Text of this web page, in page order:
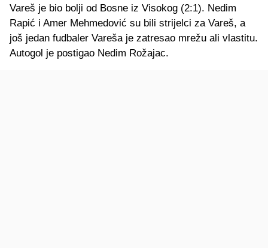
Vareš je bio bolji od Bosne iz Visokog (2:1). Nedim
Rapić i Amer Mehmedović su bili strijelci za Vareš, a
još jedan fudbaler Vareša je zatresao mrežu ali vlastitu.
Autogol je postigao Nedim Rožajac.